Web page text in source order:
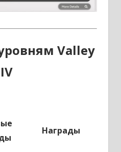
Valley
IV
Награды